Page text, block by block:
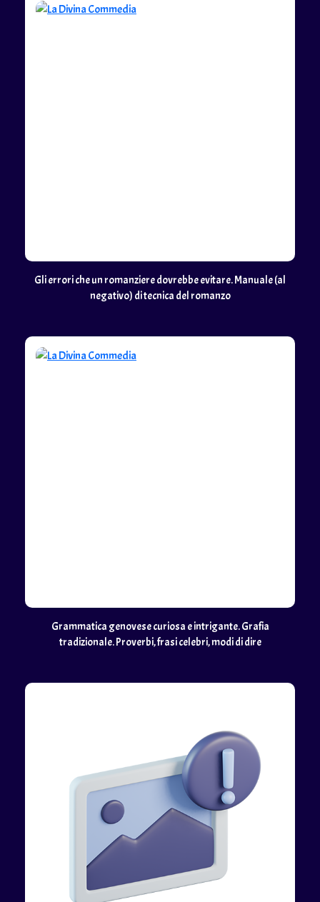
Gli errori che un romanziere dovrebbe evitare. Manuale (al
negativo) di tecnica del romanzo
Grammatica genovese curiosa e intrigante. Grafia
tradizionale. Proverbi, frasi celebri, modi di dire